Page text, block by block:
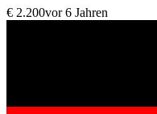
€ 2.200vor 6 Jahren